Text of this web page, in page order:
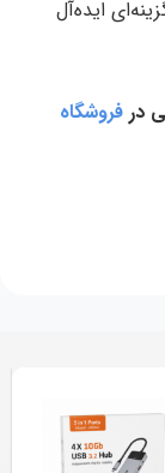
ایده‌آل
در فروشگاه